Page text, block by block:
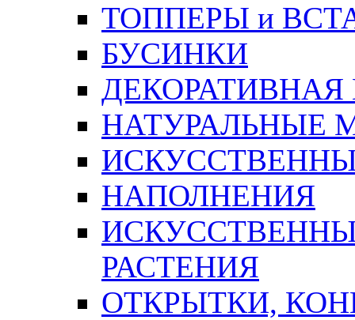
ТОППЕРЫ и
БУСИНКИ
ДЕКОРАТИВНАЯ
НАТУРАЛЬНЫЕ
НАПОЛНЕНИЯ
РАСТЕНИЯ
ОТКРЫТКИ,